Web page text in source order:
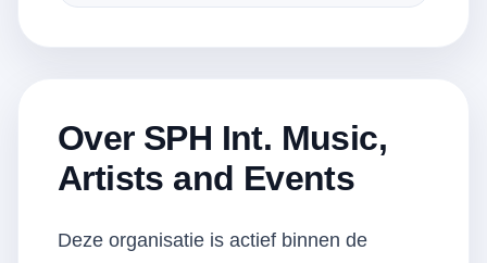
Over SPH Int. Music,
Artists and Events
Deze organisatie is actief binnen de